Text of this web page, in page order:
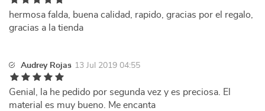
hermosa falda, buena calidad, rapido, gracias por el regalo,
gracias a la tienda
Audrey Rojas 13 Jul 2019 04:55
Genial, la he pedido por segunda vez y es preciosa. El
material es muy bueno. Me encanta